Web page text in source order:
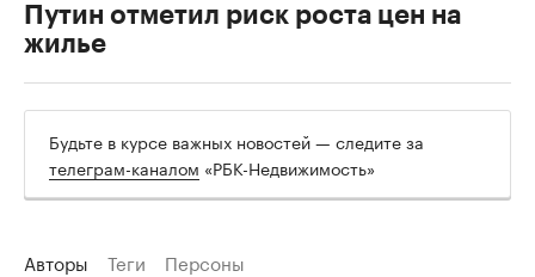
Путин отметил риск роста цен на
жилье
Будьте в курсе важных новостей — следите за
телеграм-каналом «РБК-Недвижимость»
Авторы Теги Персоны